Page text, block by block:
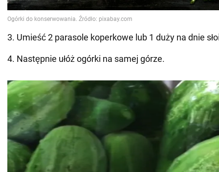
3. Umieść 2 parasole koperkowe lub 1 duży na dnie
4. Następnie ułóż ogórki na samej górze.